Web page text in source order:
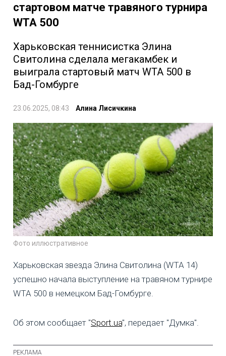
стартовом матче травяного турнира
WTA 500
Харьковская теннисистка Элина
Свитолина сделала мегакамбек и
выиграла стартовый матч WTA 500 в
Бад-Гомбурге
23.06.2025, 08:43 Алина Лисичкина
Фото иллюстративное
Харьковская звезда Элина Свитолина (WTA 14)
успешно начала выступление на травяном турнире
WTA 500 в немецком Бад-Гомбурге.
Об этом сообщает "Sport.ua", передает "Думка".